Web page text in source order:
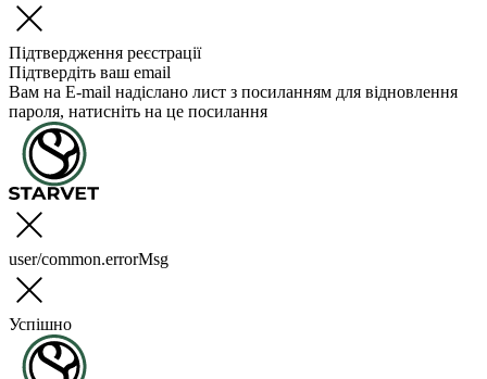
Підтвердження реєстрації
Підтвердіть ваш email
Вам на E-mail надіслано лист з посиланням для відновлення
пароля, натисніть на це посилання
user/common.errorMsg
Успішно